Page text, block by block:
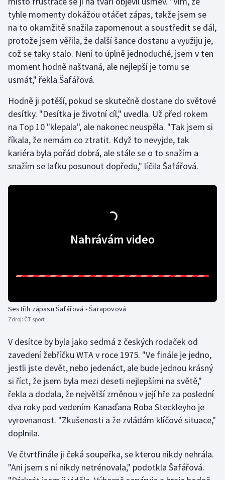
Short track
Sportovní střelba
Stolní tenis
Triatlon
Veslování
Vodní slalom
Volejbal
tyhle momenty dokážou otáčet zápas, takže jsem se
na to okamžitě snažila zapomenout a soustředit se dál,
protože jsem věřila, že další šance dostanu a využiju je,
což se taky stalo. Není to úplně jednoduché, jsem v ten
moment hodně naštvaná, ale nejlepší je tomu se
usmát," řekla Šafářová.
Hodně ji potěší, pokud se skutečně dostane do světové
desítky. "Desítka je životní cíl," uvedla. Už před rokem
na Top 10 "klepala", ale nakonec neuspěla. "Tak jsem si
říkala, že nemám co ztratit. Když to nevyjde, tak
kariéra byla pořád dobrá, ale stále se o to snažím a
snažím se laťku posunout dopředu," líčila Šafářová.
Nahrávám video
Sestřih zápasu Šafářová - Šarapovová
Zdroj: ČT sport
V desítce by byla jako sedmá z českých rodaček od
zavedení žebříčku WTA v roce 1975. "Ve finále je jedno,
jestli jste devět, nebo jedenáct, ale bude jednou krásný
si říct, že jsem byla mezi deseti nejlepšími na světě,"
řekla a dodala, že největší změnou v její hře za poslední
dva roky pod vedením Kanaďana Roba Steckleyho je
vyrovnanost. "Zkušenosti a že zvládám klíčové situace,"
doplnila.
Ve čtvrtfinále ji čeká soupeřka, se kterou nikdy nehrála.
"Ani jsem s ní nikdy netrénovala," podotkla Šafářová.